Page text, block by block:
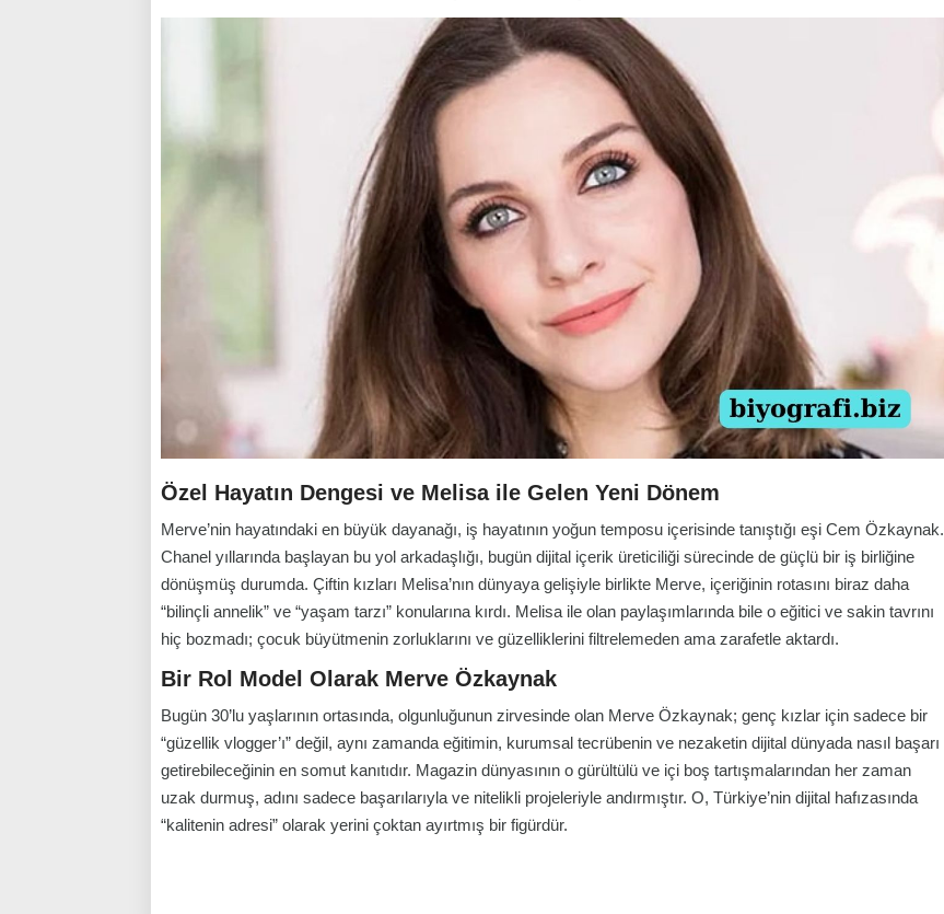
Özel Hayatın Dengesi ve Melisa ile Gelen Yeni Dönem
Merve’nin hayatındaki en büyük dayanağı, iş hayatının yoğun temposu içerisinde tanıştığı eşi Cem Özkaynak.
Chanel yıllarında başlayan bu yol arkadaşlığı, bugün dijital içerik üreticiliği sürecinde de güçlü bir iş birliğine
dönüşmüş durumda. Çiftin kızları Melisa’nın dünyaya gelişiyle birlikte Merve, içeriğinin rotasını biraz daha
“bilinçli annelik” ve “yaşam tarzı” konularına kırdı. Melisa ile olan paylaşımlarında bile o eğitici ve sakin tavrını
hiç bozmadı; çocuk büyütmenin zorluklarını ve güzelliklerini filtrelemeden ama zarafetle aktardı.
Bir Rol Model Olarak Merve Özkaynak
Bugün 30’lu yaşlarının ortasında, olgunluğunun zirvesinde olan Merve Özkaynak; genç kızlar için sadece bir
“güzellik vlogger’ı” değil, aynı zamanda eğitimin, kurumsal tecrübenin ve nezaketin dijital dünyada nasıl başarı
getirebileceğinin en somut kanıtıdır. Magazin dünyasının o gürültülü ve içi boş tartışmalarından her zaman
uzak durmuş, adını sadece başarılarıyla ve nitelikli projeleriyle andırmıştır. O, Türkiye’nin dijital hafızasında
“kalitenin adresi” olarak yerini çoktan ayırtmış bir figürdür.